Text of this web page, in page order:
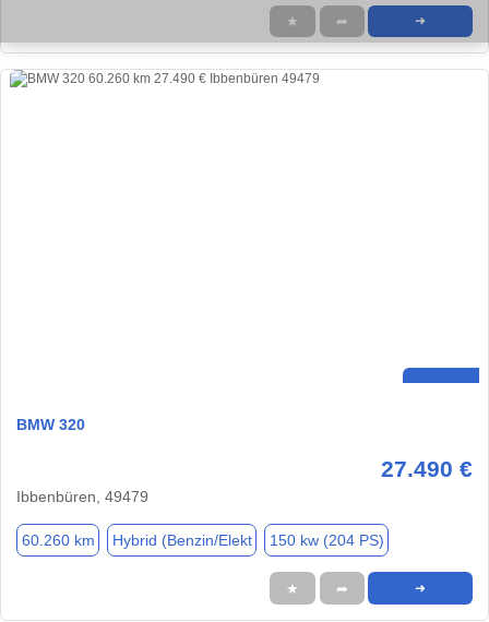
★ ➦ ➜
BMW 320
27.490 €
Ibbenbüren, 49479
60.260 km Hybrid (Benzin/Elekt 150 kw (204 PS)
★ ➦ ➜